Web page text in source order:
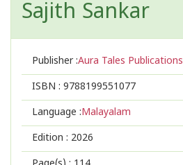
Sajith Sankar
Publisher :Aura Tales Publications
ISBN : 9788199551077
Language :Malayalam
Edition : 2026